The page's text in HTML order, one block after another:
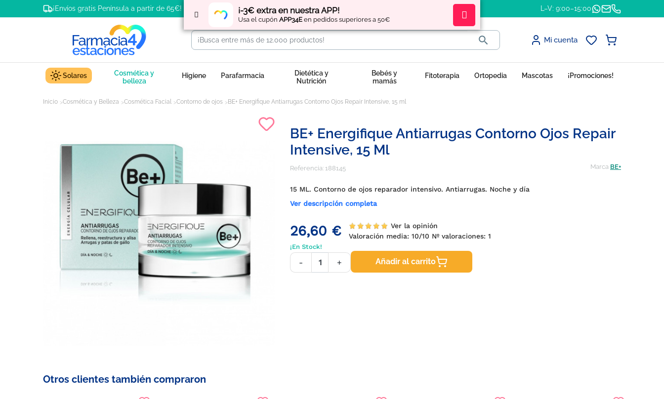
¡-3€ extra en nuestra APP!
Usa el cupón APP34E en pedidos superiores a 50€
¡Envíos gratis Península a partir de 65€! Regístratey obtén L–V: 9:00–15:00
 Mi cuenta
Solares
Cosmética y
belleza
Higiene Parafarmacia
Dietética y
Nutrición
Bebés y
mamás
Fitoterapia Ortopedia Mascotas ¡Promociones!
Inicio Cosmética y Belleza Cosmética Facial Contorno de ojos BE+ Energifique Antiarrugas Contorno Ojos Repair Intensive, 15 ml
BE+ Energifique Antiarrugas Contorno Ojos Repair
Intensive, 15 Ml
Referencia: 188145 Marca BE+
15 ML. Contorno de ojos reparador intensivo. Antiarrugas. Noche y día
Ver descripción completa
26,60 €
Ver la opinión
Valoración media: 10/10 Nº valoraciones: 1
¡En Stock!
- + Añadir al carrito
Otros clientes también compraron